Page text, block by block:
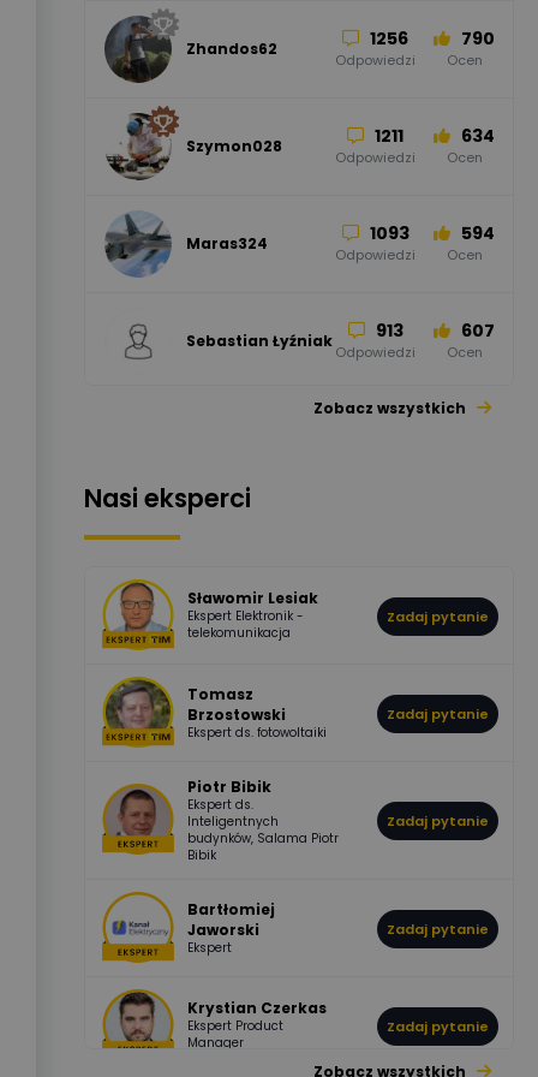
50 59
52 45
Zhandos62 1256
Odpowiedzi
790
Ocen
Szymon028 1211
Odpowiedzi
634
Ocen
Maras324 1093
Odpowiedzi
594
Ocen
Sebastian Łyźniak 913
Odpowiedzi
607
Ocen
Pawel02 955 374
boss 532 714
DawidZak 796
Odpowiedzi
244
Ocen
Zobacz wszystkich
Nasi eksperci
Sławomir Lesiak
Ekspert Elektronik -
telekomunikacja
Zadaj pytanie
Tomasz
Brzostowski
Ekspert ds. fotowoltaiki
Zadaj pytanie
Piotr Bibik
Ekspert ds.
Inteligentnych
budynków, Salama Piotr
Bibik
Zadaj pytanie
Bartłomiej
Jaworski
Ekspert
Zadaj pytanie
Krystian Czerkas
Ekspert Product
Manager
Zadaj pytanie
Zobacz wszystkich